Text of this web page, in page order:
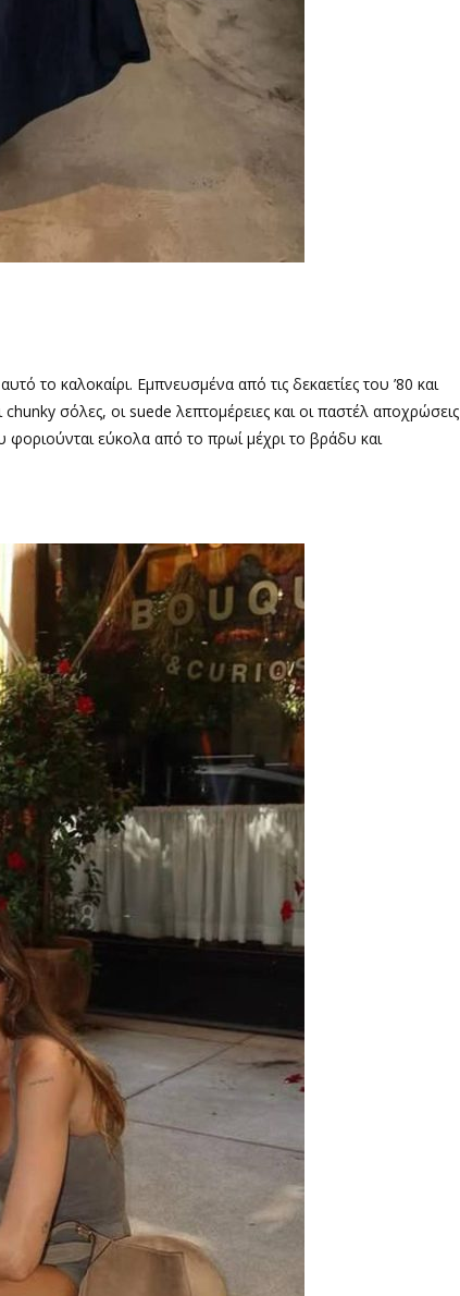
το καλοκαίρι. Εμπνευσμένα από τις δεκαετίες του ’80 και
σόλες, οι suede λεπτομέρειες και οι παστέλ αποχρώσεις
φοριούνται εύκολα από το πρωί μέχρι το βράδυ και